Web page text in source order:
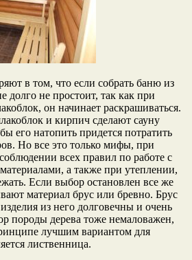
в том, что если собрать баню из
долго не простоит, так как при
он начинает раскрашиваться.
и кирпич сделают сауну
его натопить придется потратить
Но все это только мифы, при
всех правил по работе с
а также при утеплении,
Если выбор остановлен все же
материал брус или бревно. Брус
из него долговечны и очень
породы дерева тоже немаловажен,
лучшим вариантом для
лиственница.